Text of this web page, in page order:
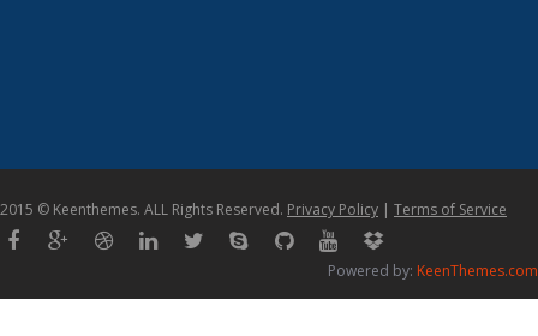
2015 © Keenthemes. ALL Rights Reserved. Privacy Policy | Terms of Service
Powered by: KeenThemes.com